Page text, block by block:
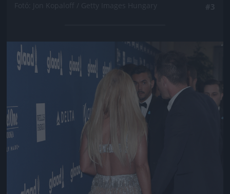
Jön még kép!